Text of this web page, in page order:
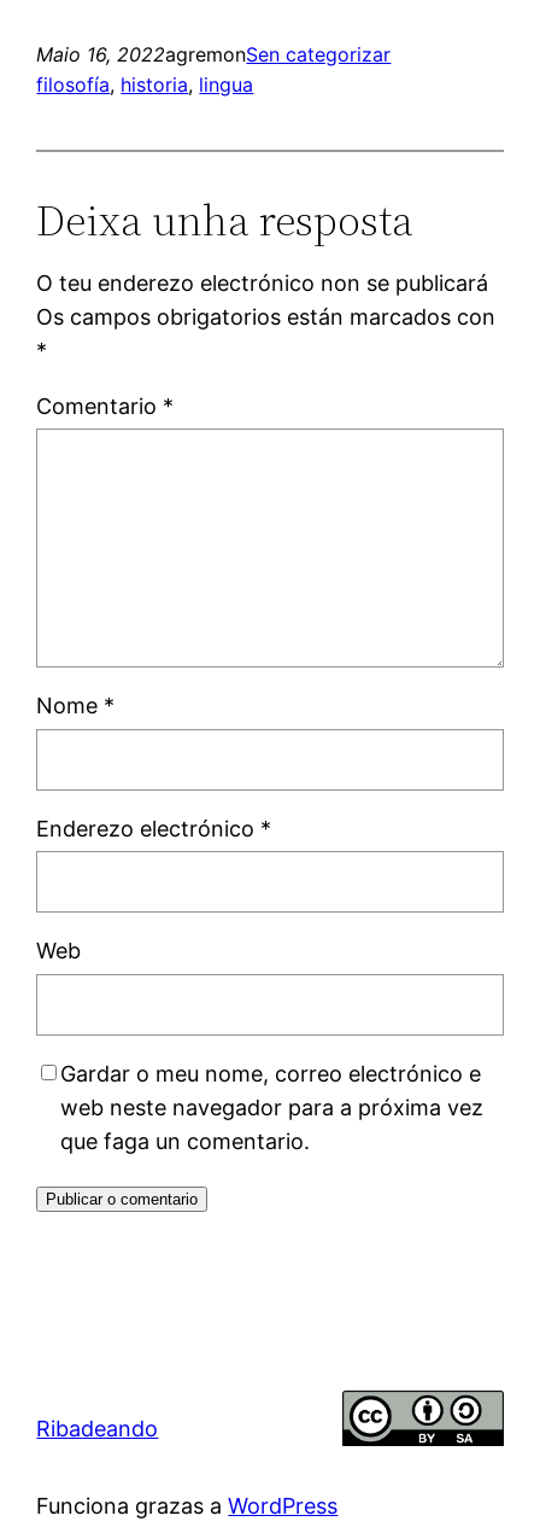
Maio 16, 2022agremonSen categorizar
filosofía, historia, lingua
Deixa unha resposta
O teu enderezo electrónico non se publicará
Os campos obrigatorios están marcados con
*
Comentario *
Nome *
Enderezo electrónico *
Web
Gardar o meu nome, correo electrónico e
web neste navegador para a próxima vez
que faga un comentario.
Ribadeando
Funciona grazas aWordPress